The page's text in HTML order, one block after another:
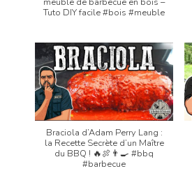
Tuto DIY facile #bois #meuble
Braciola d’Adam Perry Lang :
la Recette Secrète d’un Maître
du BBQ ! 🔥🍖👨‍🍳 #bbq
#barbecue